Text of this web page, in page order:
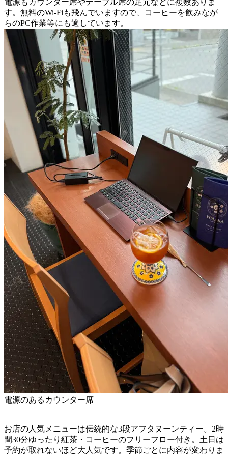
す。無料のWi-Fiも飛んでいますので、コーヒーを飲みなが
らのPC作業等にも適しています。
電源のあるカウンター席
お店の人気メニューは伝統的な3段アフタヌーンティー。2時
間30分ゆったり紅茶・コーヒーのフリーフロー付き。土日は
予約が取れないほど大人気です。季節ごとに内容が変わりま